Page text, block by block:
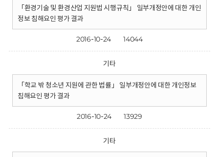
「환경기술 및 환경산업 지원법 시행규칙」 일부개정안에 대한 개인
정보 침해요인 평가 결과
2016-10-24 14044
기타
「학교 밖 청소년 지원에 관한 법률」 일부개정안에 대한 개인정보
침해요인 평가 결과
2016-10-24 13929
기타